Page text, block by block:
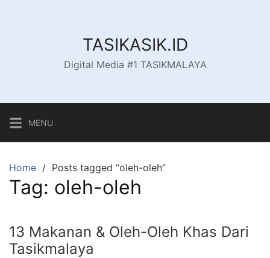
TASIKASIK.ID
Digital Media #1 TASIKMALAYA
MENU
Home Posts tagged “oleh-oleh”
Tag: oleh-oleh
13 Makanan & Oleh-Oleh Khas Dari
Tasikmalaya